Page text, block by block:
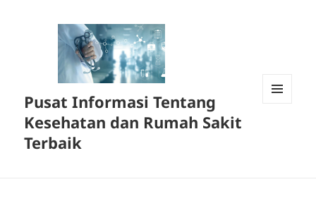
Pusat Informasi Tentang
Kesehatan dan Rumah Sakit
Terbaik